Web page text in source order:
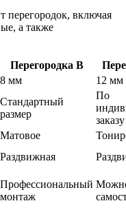
перегородок, включая
а также
Перегородка B
8 мм 12 мм
Стандартный
размер
По
заказу
Матовое
Раздвижная
Профессиональный
монтаж